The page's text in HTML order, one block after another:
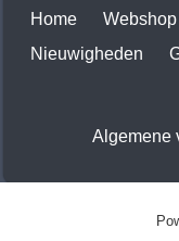
Home Webshop
Nieuwigheden
Algemene